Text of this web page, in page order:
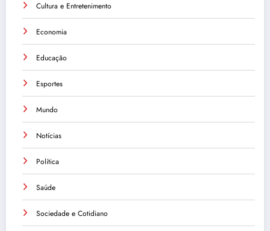
Cultura e Entretenimento
Economia
Educação
Esportes
Mundo
Notícias
Política
Saúde
Sociedade e Cotidiano